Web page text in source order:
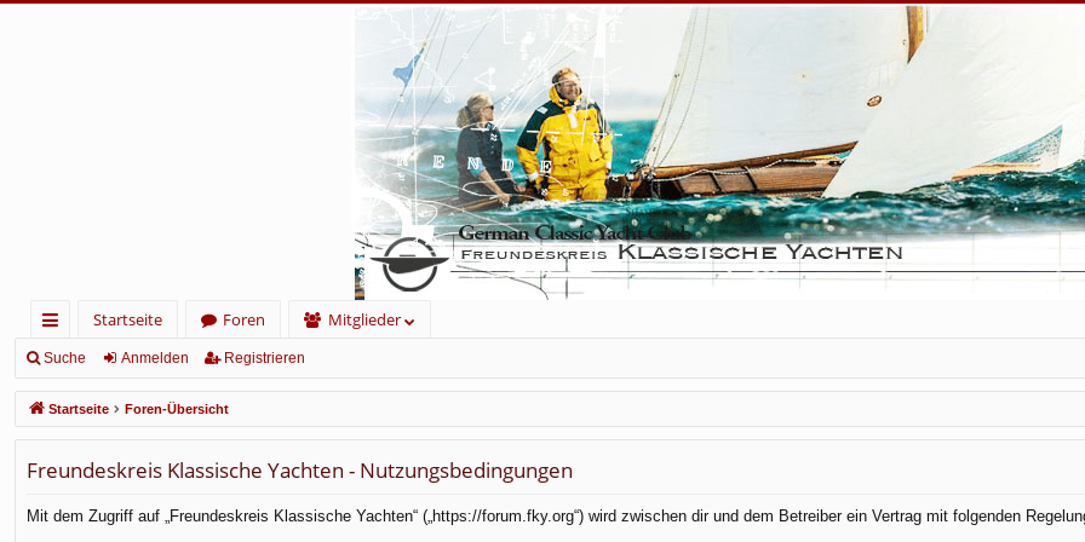
ch
ne
llz
ug
rif
Startseite Foren
Mitglieder
Suche Anmelden Registrieren
Startseite Foren-Übersicht
Freundeskreis Klassische Yachten - Nutzungsbedingungen
Mit dem Zugriff auf „Freundeskreis Klassische Yachten“ („https://forum.fky.org“) wird zwischen dir und dem Betreiber ein Vertrag mit folgenden